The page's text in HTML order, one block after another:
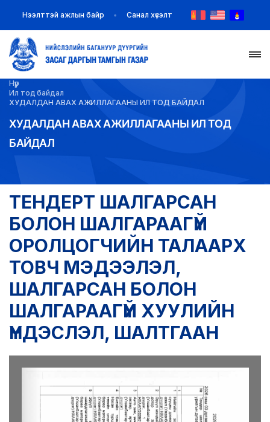
НҮҮР
ТАНИЛЦУУЛГА
МЭДЭЭ МЭДЭЭЛЭЛ
ЗАХИРАМЖ ШИЙДВЭР
ИЛ ТОД БАЙДАЛ
LEGAL.INFO
Нээлттэй ажлын байр Санал хүсэлт
Нүүр
Ил тод байдал
ХУДАЛДАН АВАХ АЖИЛЛАГААНЫ ИЛ ТОД БАЙДАЛ
ХУДАЛДАН АВАХ АЖИЛЛАГААНЫ ИЛ ТОД
БАЙДАЛ
ТЕНДЕРТ ШАЛГАРСАН
БОЛОН ШАЛГАРААГҮЙ
ОРОЛЦОГЧИЙН ТАЛААРХ
ТОВЧ МЭДЭЭЛЭЛ,
ШАЛГАРСАН БОЛОН
ШАЛГАРААГҮЙ ХУУЛИЙН
ҮНДЭСЛЭЛ, ШАЛТГААН